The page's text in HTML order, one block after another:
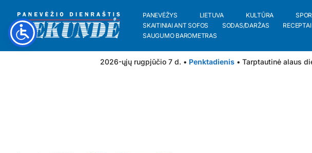
PANEVĖŽYS LIETUVA KULTŪRA
SKAITINIAI ANT SOFOS
SODAS/DARŽAS RECEPTAI
SAUGUMO BAROMETRAS
2026-ųjų rugpjūčio 7 d. • Penktadienis • Tarptautinė alaus